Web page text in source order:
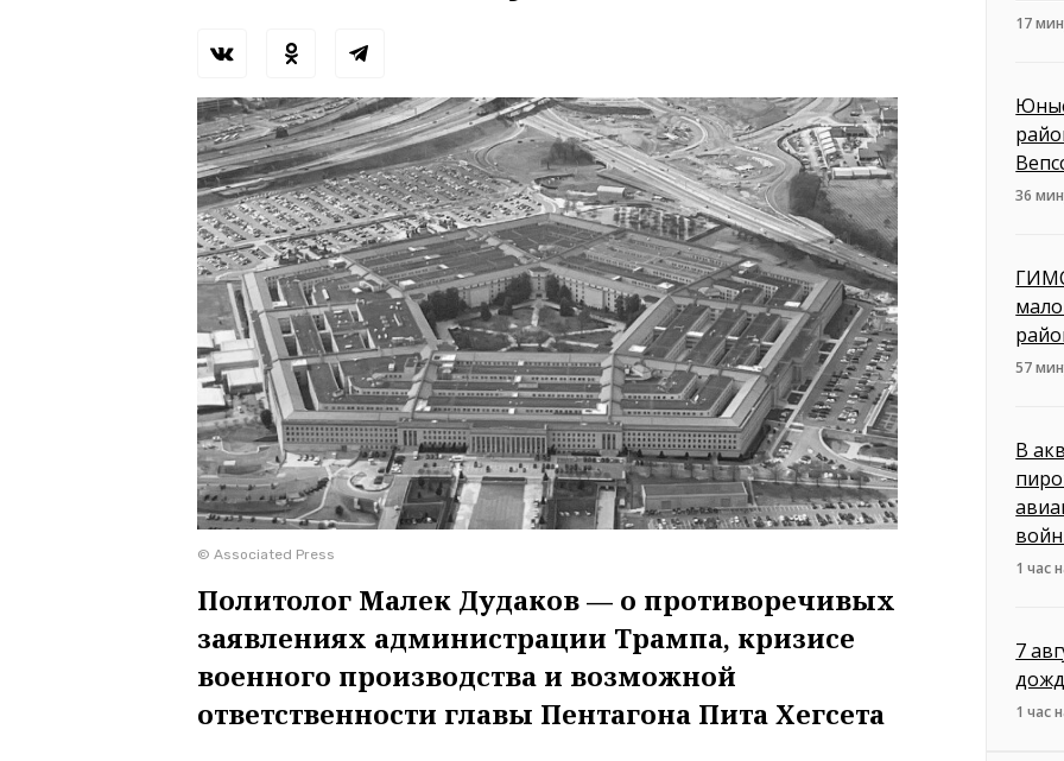
© Associated Press
Политолог Малек Дудаков — о противоречивых
заявлениях администрации Трампа, кризисе
военного производства и возможной
ответственности главы Пентагона Пита Хегсета
17
36
57
В
1 час
7
1 час